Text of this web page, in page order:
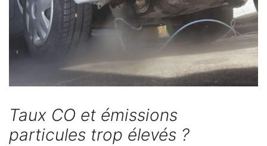
Taux CO et émissions
particules trop élevés ?